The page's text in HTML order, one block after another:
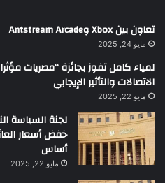
تعاون بين Xbox وAntstream Arcade
مايو 24, 2025
لمياء كامل تفوز بجائزة “مصريات
الاتصالات والتأثير الإيجابي
مايو 22, 2025
لجنة السياسة
أساس
مايو 22, 2025